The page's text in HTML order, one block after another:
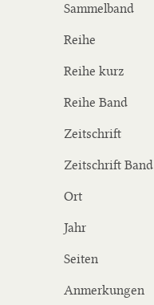
Sammelband
Reihe
Reihe kurz
Reihe Band
Zeitschrift
Zeitschrift Band
Ort
Jahr
Seiten
Anmerkungen